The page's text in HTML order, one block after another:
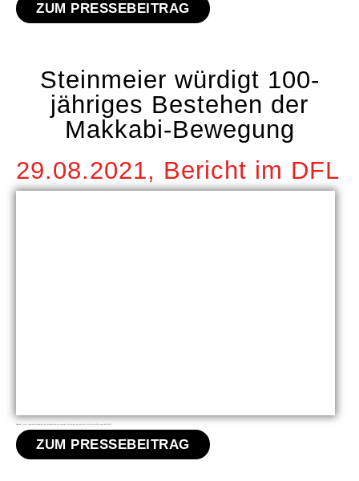
ZUM PRESSEBEITRAG
Steinmeier würdigt 100-
jähriges Bestehen der
Makkabi-Bewegung
29.08.2021, Bericht im DFL
ZUM PRESSEBEITRAG